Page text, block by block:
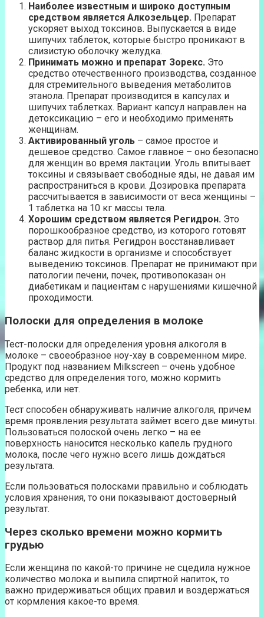
Наиболее известным и широко доступным
средством является Алкозельцер. Препарат
ускоряет выход токсинов. Выпускается в виде
шипучих таблеток, которые быстро проникают в
слизистую оболочку желудка.
Принимать можно и препарат Зорекс. Это
средство отечественного производства, созданное
для стремительного выведения метаболитов
этанола. Препарат производится в капсулах и
шипучих таблетках. Вариант капсул направлен на
детоксикацию – его и необходимо применять
женщинам.
Активированный уголь – самое простое и
дешевое средство. Самое главное – оно безопасно
для женщин во время лактации. Уголь впитывает
токсины и связывает свободные яды, не давая им
распространиться в крови. Дозировка препарата
рассчитывается в зависимости от веса женщины –
1 таблетка на 10 кг массы тела.
Хорошим средством является Регидрон. Это
порошкообразное средство, из которого готовят
раствор для питья. Регидрон восстанавливает
баланс жидкости в организме и способствует
выведению токсинов. Препарат не принимают при
патологии печени, почек, противопоказан он
диабетикам и пациентам с нарушениями кишечной
проходимости.
Полоски для определения в молоке
Тест-полоски для определения уровня алкоголя в
молоке – своеобразное ноу-хау в современном мире.
Продукт под названием Milkscreen – очень удобное
средство для определения того, можно кормить
ребенка, или нет.
Тест способен обнаруживать наличие алкоголя, причем
время проявления результата займет всего две минуты.
Пользоваться полоской очень легко – на ее
поверхность наносится несколько капель грудного
молока, после чего нужно всего лишь дождаться
результата.
Если пользоваться полосками правильно и соблюдать
условия хранения, то они показывают достоверный
результат.
Через сколько времени можно кормить
грудью
Если женщина по какой-то причине не сцедила нужное
количество молока и выпила спиртной напиток, то
важно придерживаться общих правил и воздержаться
от кормления какое-то время.